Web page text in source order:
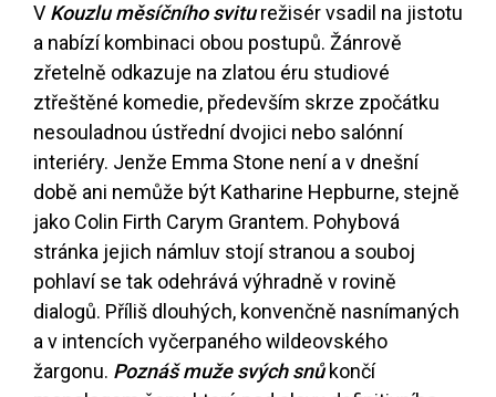
V Kouzlu měsíčního sviturežisér vsadil na jistotu
a nabízí kombinaci obou postupů. Žánrově
zřetelně odkazuje na zlatou éru studiové
ztřeštěné komedie, především skrze zpočátku
nesouladnou ústřední dvojici nebo salónní
interiéry. Jenže Emma Stone není a v dnešní
době ani nemůže být Katharine Hepburne, stejně
jako Colin Firth Carym Grantem. Pohybová
stránka jejich námluv stojí stranou a souboj
pohlaví se tak odehrává výhradně v rovině
dialogů. Příliš dlouhých, konvenčně nasnímaných
a v intencích vyčerpaného wildeovského
žargonu. Poznáš muže svých snůkončí